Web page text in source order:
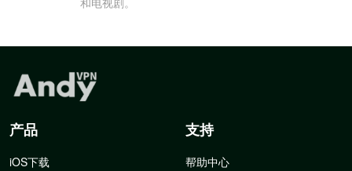
产品
iOS下载
支持
帮助中心